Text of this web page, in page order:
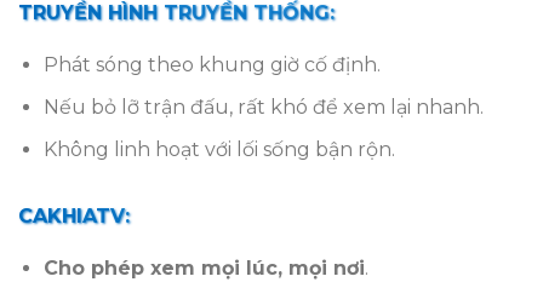
TRUYỀN HÌNH TRUYỀN THỐNG:
Phát sóng theo khung giờ cố định.
Nếu bỏ lỡ trận đấu, rất khó để xem lại nhanh.
Không linh hoạt với lối sống bận rộn.
CAKHIATV:
Cho phép xem mọi lúc, mọi nơi.